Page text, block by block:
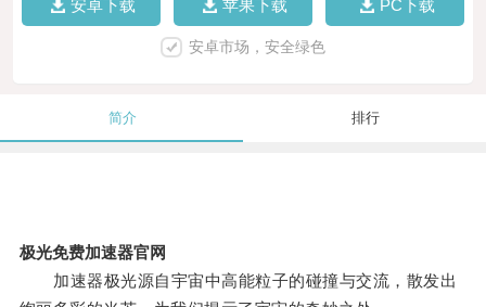
安卓下载 苹果下载 PC下载
安卓市场，安全绿色
简介 排行
极光免费加速器官网
加速器极光源自宇宙中高能粒子的碰撞与交流，散发出